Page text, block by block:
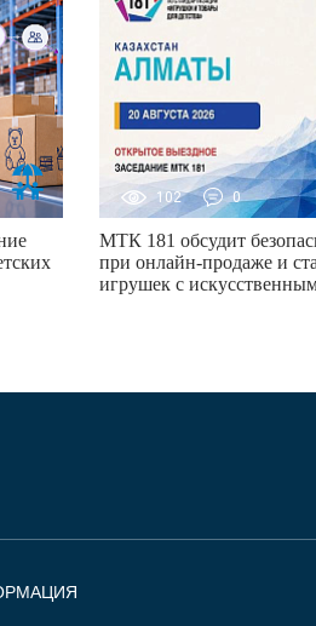
102 0
МТК 181 обсудит
при онлайн-продаже и
игрушек с